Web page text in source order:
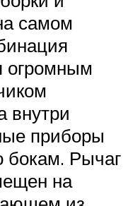
самом
огромным
внутри
приборы
бокам. Рычаг
на